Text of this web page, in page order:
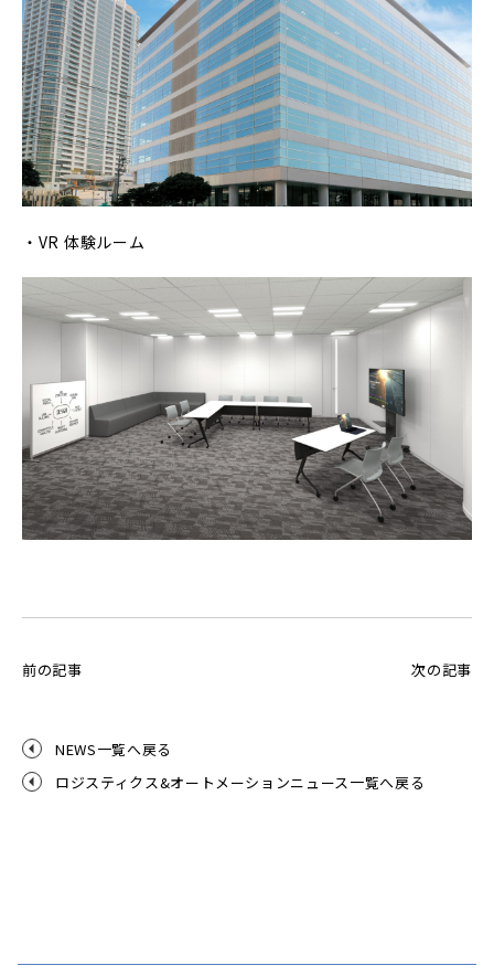
・VR 体験ルーム
前の記事 次の記事
NEWS一覧へ戻る
ロジスティクス&オートメーションニュース一覧へ戻る